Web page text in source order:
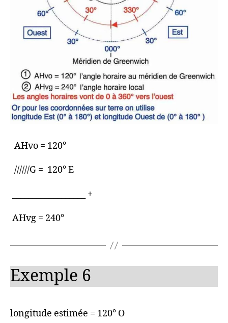
AHvo = 120°
//////G = 120° E
__________________ +
AHvg = 240°
Exemple 6
longitude estimée = 120° O